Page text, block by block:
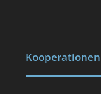
Kooperationen